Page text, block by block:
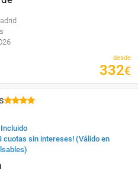
desde
332€
cuotas sin intereses! (Válido en